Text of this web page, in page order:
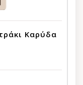
Καρύδα